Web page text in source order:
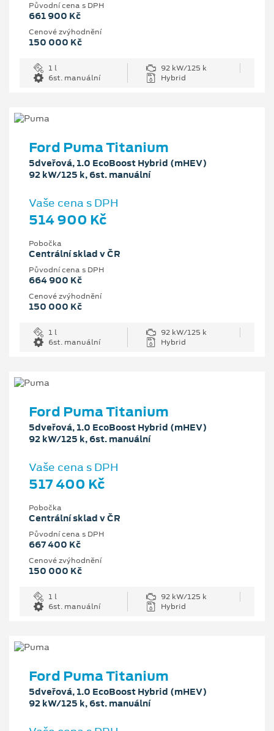
Původní cena s DPH
661 900 Kč
Cenové zvýhodnění
150 000 Kč
1 l
92 kW/125 k
6st. manuální
Hybrid
Ford Puma Titanium
5dveřová, 1.0 EcoBoost Hybrid (mHEV)
92 kW/125 k, 6st. manuální
Vaše cena s DPH
514 900 Kč
Pobočka
Centrální sklad v ČR
Původní cena s DPH
664 900 Kč
Cenové zvýhodnění
150 000 Kč
1 l
92 kW/125 k
6st. manuální
Hybrid
Ford Puma Titanium
5dveřová, 1.0 EcoBoost Hybrid (mHEV)
92 kW/125 k, 6st. manuální
Vaše cena s DPH
517 400 Kč
Pobočka
Centrální sklad v ČR
Původní cena s DPH
667 400 Kč
Cenové zvýhodnění
150 000 Kč
1 l
92 kW/125 k
6st. manuální
Hybrid
Ford Puma Titanium
5dveřová, 1.0 EcoBoost Hybrid (mHEV)
92 kW/125 k, 6st. manuální